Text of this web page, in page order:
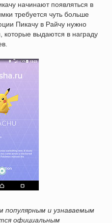
начинают появляться в
требуется чуть больше
Пикачу в Райчу нужно
которые выдаются в награду
популярным и узнаваемым
официальным